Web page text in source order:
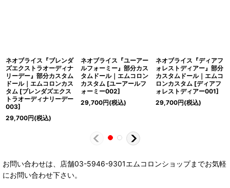
ネオブライス『ブレンダ
ズエクストラオーディナ
リーデー』部分カスタム
ドール｜エムコロンカス
タム [ブレンダズエクス
トラオーディナリーデー
003]
29,700円(税込)
ネオブライス『ユーアー
ルフォーミー』部分カス
タムドール｜エムコロン
カスタム [ユーアールフ
ォーミー002]
29,700円(税込)
ネオブライス『ディアフ
ォレストディアー』部分
カスタムドール｜エムコ
ロンカスタム [ディアフ
ォレストディアー001]
29,700円(税込)
お問い合わせは、店舗03-5946-9301エムコロンショップまでお気軽
にお問い合わせ下さい。